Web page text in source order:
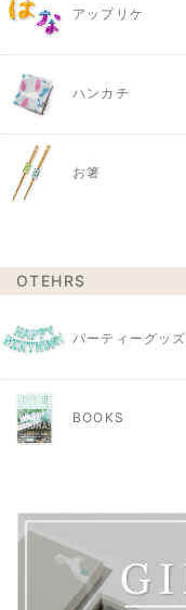
アップリケ
ハンカチ
お箸
OTEHRS
パーティーグッズ
BOOKS